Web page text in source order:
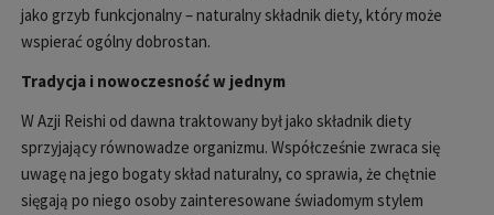
jako grzyb funkcjonalny– naturalny składnik diety, który może
wspierać ogólny dobrostan.
Tradycja i nowoczesność w jednym
W Azji Reishi od dawna traktowany był jako składnik diety
sprzyjający równowadze organizmu. Współcześnie zwraca się
uwagę na jego bogaty skład naturalny, co sprawia, że chętnie
sięgają po niego osoby zainteresowane świadomym stylem